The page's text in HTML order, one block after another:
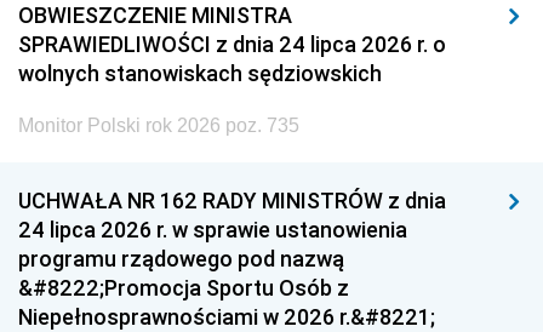
OBWIESZCZENIE MINISTRA
SPRAWIEDLIWOŚCI z dnia 24 lipca 2026 r. o
wolnych stanowiskach sędziowskich
Monitor Polski rok 2026 poz. 735
UCHWAŁA NR 162 RADY MINISTRÓW z dnia
24 lipca 2026 r. w sprawie ustanowienia
programu rządowego pod nazwą
&#8222;Promocja Sportu Osób z
Niepełnosprawnościami w 2026 r.&#8221;